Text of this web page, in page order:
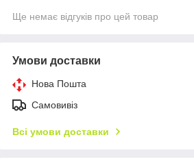
Ще немає відгуків про цей товар
Умови доставки
Нова Пошта
Самовивіз
Всі умови доставки